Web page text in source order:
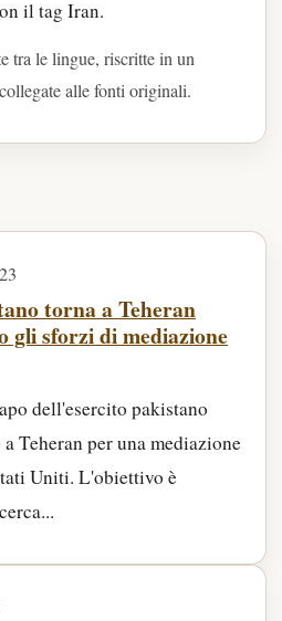
il tag Iran.
tra le lingue, riscritte in un
alle fonti originali.
torna a Teheran
gli sforzi di mediazione
dell'esercito pakistano
Teheran per una mediazione
Uniti. L'obiettivo è